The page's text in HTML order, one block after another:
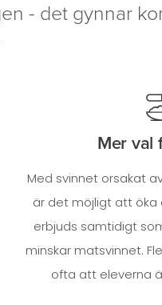
- det gynnar
Mer val
Med svinnet orsakat
är det möjligt att
erbjuds samtidigt
minskar matsvinnet.
ofta att eleverna